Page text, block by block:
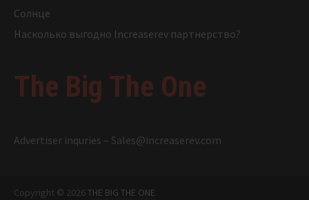
Солнце
Насколько выгодно Increaserev партнерство?
The Big The One
Advertiser inquries – Sales@increaserev.com
Copyright © 2026THE BIG THE ONE.